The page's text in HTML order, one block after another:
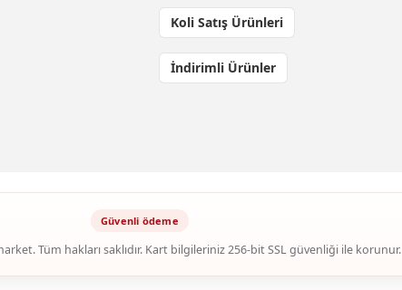
Koli Satış Ürünleri
İndirimli Ürünler
Tüm hakları saklıdır. Kart bilgileriniz 256-bit SSL güvenliği ile korunur.